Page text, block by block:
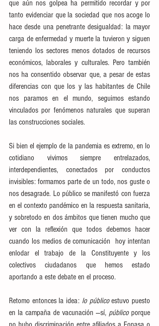
que aún nos golpea ha permitido recordar y por
tanto evidenciar que la sociedad que nos acoge lo
hace desde una penetrante desigualdad: la mayor
carga de enfermedad y muerte la tuvieron y siguen
teniendo los sectores menos dotados de recursos
económicos, laborales y culturales. Pero también
nos ha consentido observar que, a pesar de estas
diferencias con que los y las habitantes de Chile
nos paramos en el mundo, seguimos estando
vinculados por fenómenos naturales que superan
las construcciones sociales.
Si bien el ejemplo de la pandemia es extremo, en lo
cotidiano vivimos siempre entrelazados,
interdependientes, conectados por conductos
invisibles: formamos parte de un todo, nos guste o
nos desagrade. Lo público se manifestó con fuerza
en el contexto pandémico en la respuesta sanitaria,
y sobretodo en dos ámbitos que tienen mucho que
ver con la reflexión que todos debemos hacer
cuando los medios de comunicación  hoy intentan
enlodar el trabajo de la Constituyente y los
colectivos ciudadanos que hemos estado
aportando a este debate en el proceso.
Retomo entonces la idea: lo público estuvo puesto
en la campaña de vacunación —sí, público porque